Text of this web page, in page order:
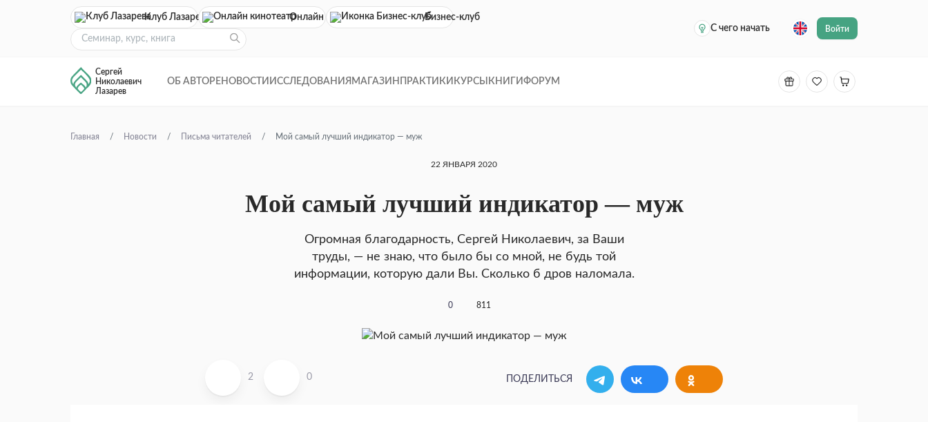
Клуб Лазарева Онлайн кинотеатр
Бизнес-клуб
С чего начать
Войти
Сергей
Николаевич
Лазарев
ОБ АВТОРЕ НОВОСТИ ИССЛЕДОВАНИЯ МАГАЗИН ПРАКТИКИ КУРСЫ КНИГИ ФОРУМ
Главная Новости Письма читателей Мой самый лучший индикатор — муж
22 ЯНВАРЯ 2020
Мой самый лучший индикатор — муж
Огромная благодарность, Сергей Николаевич, за Ваши
труды, — не знаю, что было бы со мной, не будь той
информации, которую дали Вы. Сколько б дров наломала.
0 811
2 0 ПОДЕЛИТЬСЯ